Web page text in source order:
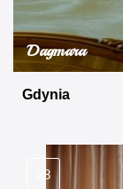
Dagmara
Gdynia
28